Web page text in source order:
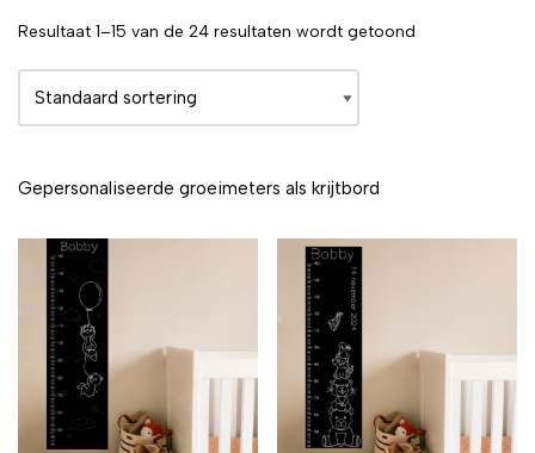
Resultaat 1–15 van de 24 resultaten wordt getoond
Gepersonaliseerde groeimeters als krijtbord